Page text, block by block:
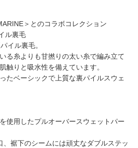
＞とのコラボコレクション
ル裏毛
イル裏毛。
る糸よりも甘撚りの太い糸で編み立て
触りと吸水性を備えています。
たベーシックで上質な裏パイルスウェ
使用したプルオーバースウェットパー
、裾下のシームには頑丈なダブルステッ